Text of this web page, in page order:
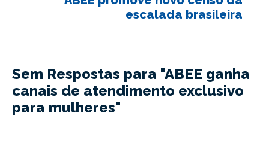
escalada brasileira
Sem Respostas para "ABEE ganha
canais de atendimento exclusivo
para mulheres"